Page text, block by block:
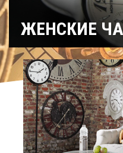
ЖЕНСКИЕ
Спортивные
На ремешке
С